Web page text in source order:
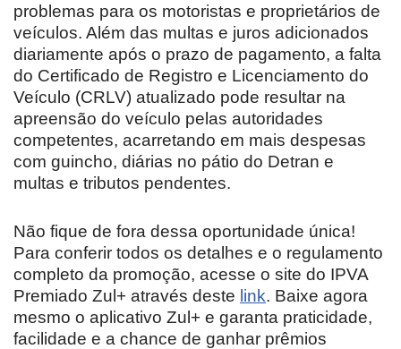
problemas para os motoristas e proprietários de
veículos. Além das multas e juros adicionados
diariamente após o prazo de pagamento, a falta
do Certificado de Registro e Licenciamento do
Veículo (CRLV) atualizado pode resultar na
apreensão do veículo pelas autoridades
competentes, acarretando em mais despesas
com guincho, diárias no pátio do Detran e
multas e tributos pendentes.
Não fique de fora dessa oportunidade única!
Para conferir todos os detalhes e o regulamento
completo da promoção, acesse o site do IPVA
Premiado Zul+ através deste link. Baixe agora
mesmo o aplicativo Zul+ e garanta praticidade,
facilidade e a chance de ganhar prêmios